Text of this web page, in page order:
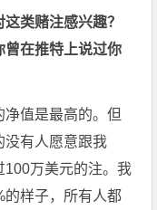
类赌注感兴趣？
曾在推特上说过你
值是最高的。但
没有人愿意跟我
100万美元的注。我
的样子，所有人都